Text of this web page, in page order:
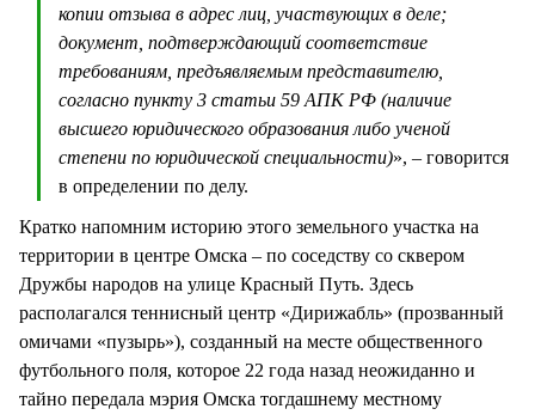
копии отзыва в адрес лиц, участвующих в деле;
документ, подтверждающий соответствие
требованиям, предъявляемым представителю,
согласно пункту 3 статьи 59 АПК РФ (наличие
высшего юридического образования либо ученой
степени по юридической специальности)», – говорится
в определении по делу.
Кратко напомним историю этого земельного участка на
территории в центре Омска – по соседству со сквером
Дружбы народов на улице Красный Путь. Здесь
располагался теннисный центр «Дирижабль» (прозванный
омичами «пузырь»), созданный на месте общественного
футбольного поля, которое 22 года назад неожиданно и
тайно передала мэрия Омска тогдашнему местному